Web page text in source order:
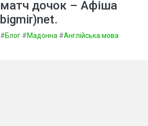
матч дочок – Афіша
bigmir)net.
#Блог #Мадонна #Англійська мова